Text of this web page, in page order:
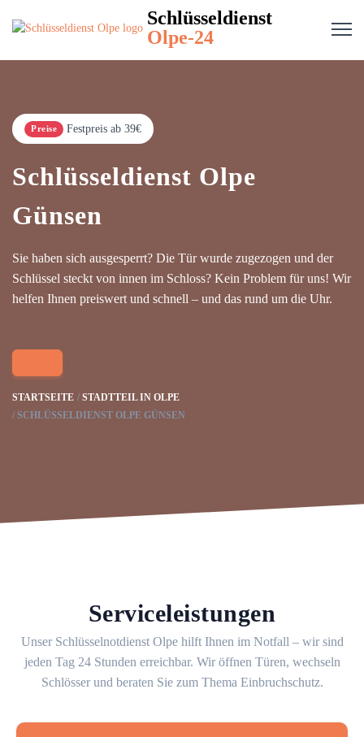
Schlüsseldienst
Olpe-24
Preise Festpreis ab 39€
Schlüsseldienst Olpe
Günsen
Sie haben sich ausgesperrt? Die Tür wurde zugezogen und der
Schlüssel steckt von innen im Schloss? Kein Problem für uns! Wir
helfen Ihnen preiswert und schnell – und das rund um die Uhr.
STARTSEITE
STADTTEIL IN OLPE
SCHLÜSSELDIENST OLPE GÜNSEN
Serviceleistungen
Unser Schlüsselnotdienst Olpe hilft Ihnen im Notfall – wir sind
jeden Tag 24 Stunden erreichbar. Wir öffnen Türen, wechseln
Schlösser und beraten Sie zum Thema Einbruchschutz.